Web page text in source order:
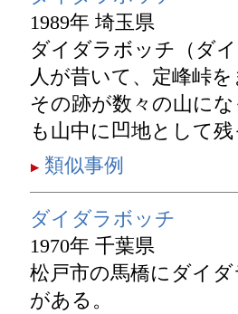
1989年 埼玉県
ダイダラボッチ（ダ
人が昔いて、定峰峠
その跡が数々の山に
も山中に凹地として
類似事例
ダイダラボッチ
1970年 千葉県
松戸市の馬橋にダイ
がある。